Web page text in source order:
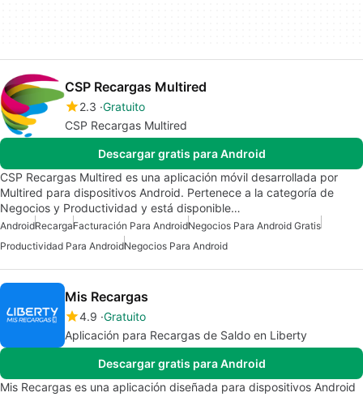
CSP Recargas Multired
2.3 Gratuito
CSP Recargas Multired
Descargar gratis para Android
CSP Recargas Multired es una aplicación móvil desarrollada por
Multired para dispositivos Android. Pertenece a la categoría de
Negocios y Productividad y está disponible…
AndroidRecargaFacturación Para AndroidNegocios Para Android Gratis
Productividad Para AndroidNegocios Para Android
Mis Recargas
4.9 Gratuito
Aplicación para Recargas de Saldo en Liberty
Descargar gratis para Android
Mis Recargas es una aplicación diseñada para dispositivos Android